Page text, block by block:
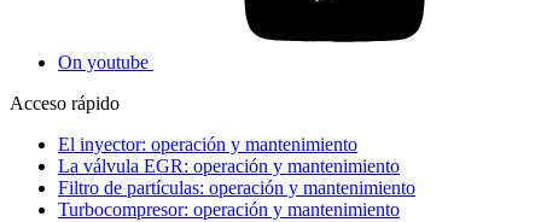
On youtube
Acceso rápido
El inyector: operación y mantenimiento
La válvula EGR: operación y mantenimiento
Filtro de partículas: operación y mantenimiento
Turbocompresor: operación y mantenimiento